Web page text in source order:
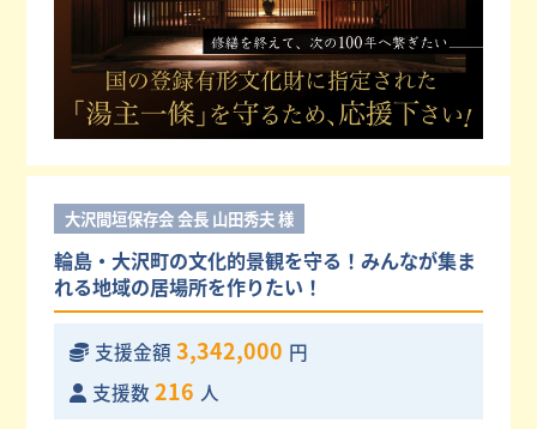
大沢間垣保存会 会長 山田秀夫 様
輪島・大沢町の文化的景観を守る！みんなが集ま
れる地域の居場所を作りたい！
支援金額 3,342,000 円
支援数 216 人